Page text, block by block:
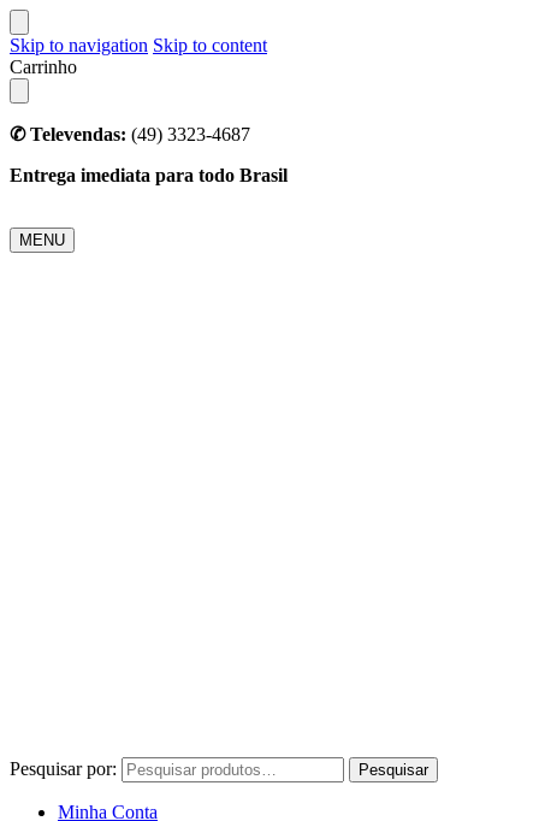
Skip to navigation Skip to content
Carrinho
✆ Televendas: (49) 3323-4687
Entrega imediata para todo Brasil
MENU
Pesquisar por: Pesquisar
Minha Conta